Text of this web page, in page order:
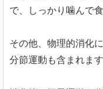
で、しっかり噛んで
その他、物理的消化
分節運動も含まれます